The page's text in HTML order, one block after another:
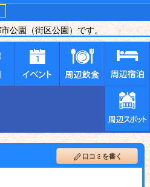
公園（街区公園）です。
口コミを書く